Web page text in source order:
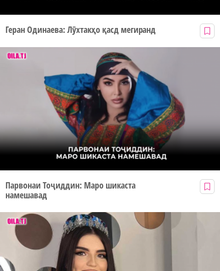
Геран Одинаева: Лӯхтакҳо қасд мегиранд
Парвонаи Тоҷиддин: Маро шикаста
намешавад